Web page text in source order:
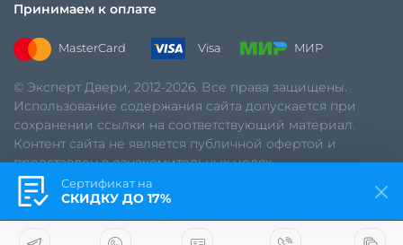
Принимаем к оплате
MasterCard Visa МИР
© Эксперт Двери, 2012-2026. Все права защищены.
Использование содержания сайта допускается при
сохранении ссылки на соответствующий материал.
Контент сайта не является публичной офертой и
представлен в ознакомительных целях.
Политика обработки данных
Сертификат на
СКИДКУ ДО 17%